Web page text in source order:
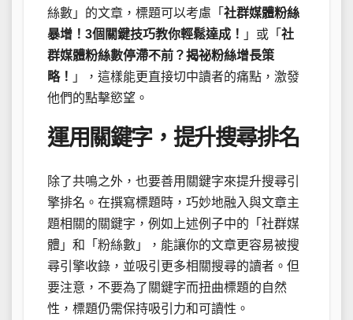
絲數」的文章，標題可以考慮「 社群媒體粉絲
暴增！3個關鍵技巧教你輕鬆達成！ 」或「 社
群媒體粉絲數停滯不前？揭祕粉絲增長策
略！ 」，這樣能更直接切中讀者的痛點，激發
他們的點擊慾望。
運用關鍵字，提升搜尋排名
除了共鳴之外，也要善用關鍵字來提升搜尋引
擎排名。在撰寫標題時，巧妙地融入與文章主
題相關的關鍵字，例如上述例子中的「社群媒
體」和「粉絲數」，能讓你的文章更容易被搜
尋引擎收錄，並吸引更多相關搜尋的讀者。但
要注意，不要為了關鍵字而扭曲標題的自然
性，標題仍需保持吸引力和可讀性。